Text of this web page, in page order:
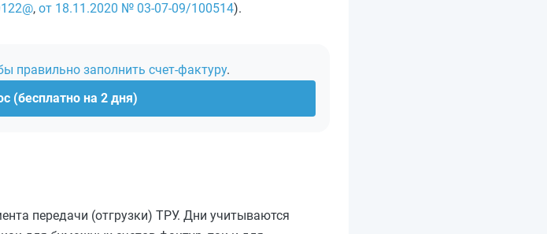
, от 18.11.2020 № 03-07-09/100514).
правильно заполнить счет-фактуру.
(бесплатно на 2 дня)
передачи (отгрузки) ТРУ. Дни учитываются